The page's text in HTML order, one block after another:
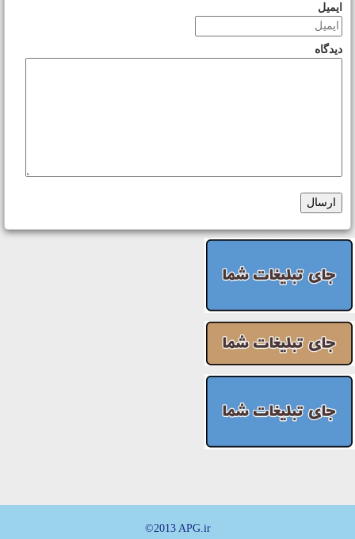
ایمیل
دیدگاه
ارسال
©2013 APG.ir